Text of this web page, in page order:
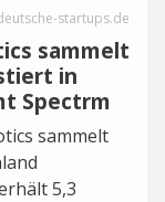
startups.de
sammelt
in
Spectrm
sammelt
5,3